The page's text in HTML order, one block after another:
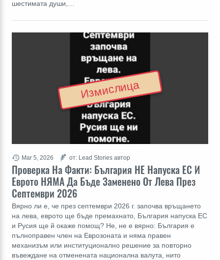
шестимата души,…
Проверка На Факти: България НЕ Напуска ЕС И
Еврото НЯМА Да Бъде Заменено От Лева През
Септември 2026
Вярно ли е, че през септември 2026 г. започва връщането
на лева, еврото ще бъде премахнато, България напуска ЕС
и Русия ще й окаже помощ? Не, не е вярно: България е
пълноправен член на Еврозоната и няма правен
механизъм или институционално решение за повторно
въвеждане на отменената национална валута, нито
Mar 5, 2026 от: Lead Stories автор
Измислица